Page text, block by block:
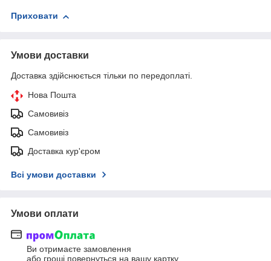
Приховати
Умови доставки
Доставка здійснюється тільки по передоплаті.
Нова Пошта
Самовивіз
Самовивіз
Доставка кур'єром
Всі умови доставки
Умови оплати
Ви отримаєте замовлення
або гроші повернуться на вашу картку